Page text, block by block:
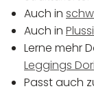
Auch in
Auch in
Lerne mehr
Leggings Dori
Passt auch